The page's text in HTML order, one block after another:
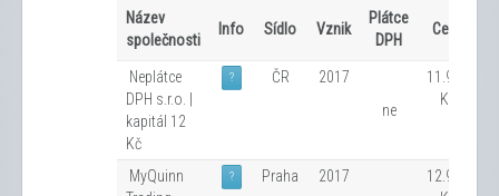
Název
společnosti
Info Sídlo Vznik
Plátce
DPH
Cena
Neplátce
DPH s.r.o. |
kapitál 12
Kč
? ČR
2017
ne
11.900
Kč
MyQuinn
? Praha 2017
12.900